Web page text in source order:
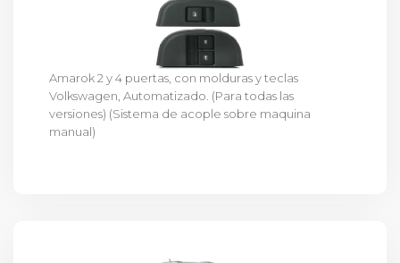
Amarok 2 y 4 puertas, con molduras y teclas
Volkswagen, Automatizado. (Para todas las
versiones) (Sistema de acople sobre maquina
manual)